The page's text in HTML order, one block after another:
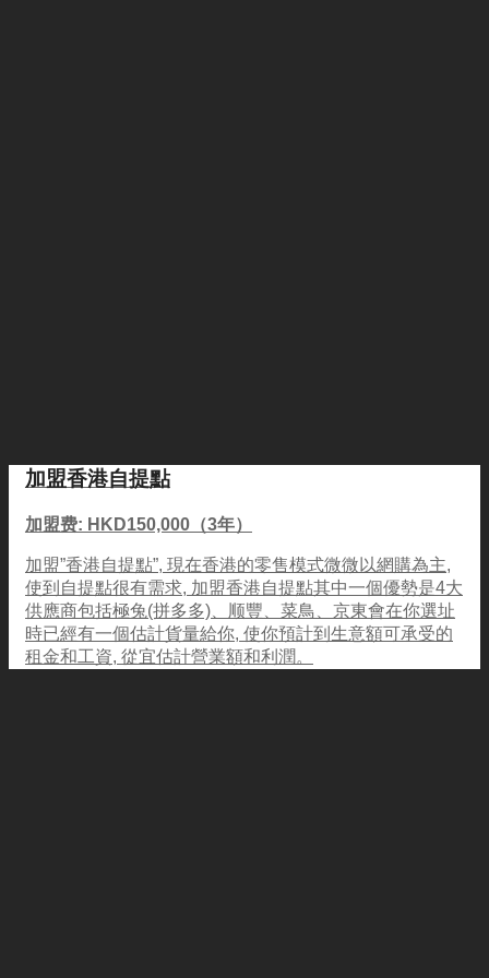
加盟香港自提點
加盟费: HKD150,000（3年）
加盟”香港自提點”, 現在香港的零售模式微微以網購為主,
使到自提點很有需求, 加盟香港自提點其中一個優勢是4大
供應商包括極兔(拼多多)、顺豐、菜鳥、京東會在你選址
時已經有一個估計貨量給你, 使你預計到生意額可承受的
租金和工資, 從宜估計營業額和利潤。